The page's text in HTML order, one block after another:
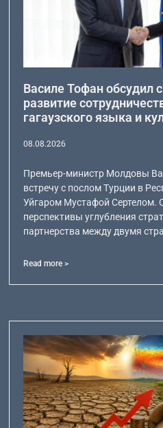
Василе Тофан обсудил
развитие
гагаузского языка и
08.08.2026
Премьер-министр Молдовы
встречу с послом Турции в
Уйгаром Мустафой Сертелом.
перспективы углубления
партнерства между двумя
Read more >